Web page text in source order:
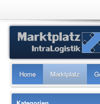
Home Marktplatz